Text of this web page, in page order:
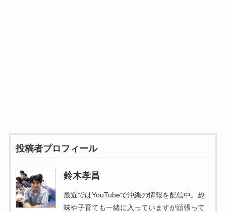
投稿者プロフィール
鈴木孝昌
最近ではYouTubeで沖縄の情報を配信中。趣
味や子育ても一緒に入っていますが頑張って